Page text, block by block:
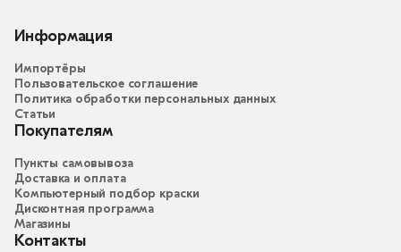
Информация
Импортёры
Пользовательское соглашение
Политика обработки персональных данных
Статьи
Покупателям
Пункты самовывоза
Доставка и оплата
Компьютерный подбор краски
Дисконтная программа
Магазины
Контакты